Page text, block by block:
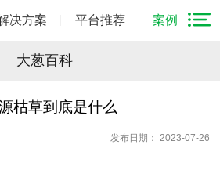
决方案 平台推荐 案例
大葱百科
枯草到底是什么
发布日期： 2023-07-26